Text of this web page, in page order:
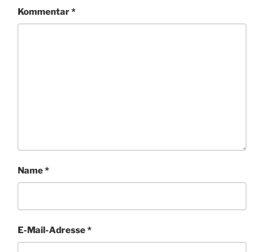
Kommentar*
Name*
E-Mail-Adresse*